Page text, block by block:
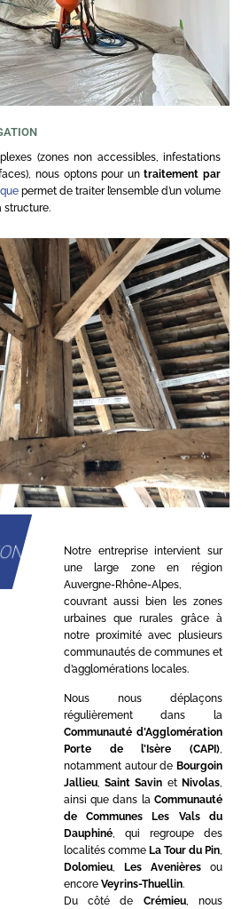
(zones non accessibles, infestations
nous optons pour untraitement par
permet de traiter l’ensemble d’un volume
structure.
Notre entreprise intervient sur
une large zone en région
Auvergne-Rhône-Alpes,
couvrant aussi bien les zones
urbaines que rurales grâce à
notre proximité avec plusieurs
communautés de communes et
d’agglomérations locales.
Nous nous déplaçons
régulièrement dans la
Communauté d’Agglomération
Porte de l’Isère (CAPI),
notamment autour de Bourgoin
Jallieu,Saint Savin et Nivolas,
ainsi que dans la Communauté
de Communes Les Vals du
Dauphiné, qui regroupe des
localités comme La Tour du Pin,
Dolomieu, Les Avenièresou
encore Veyrins-Thuellin.
Du côté de Crémieu, nous